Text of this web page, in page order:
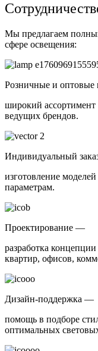
Мы предлагаем
сфере освещения:
Розничные и
широкий ассортимент
ведущих брендов.
Индивидуальный
изготовление
параметрам.
Проектирование —
разработка
квартир, офисов,
Дизайн-поддержка —
помощь в подборе
оптимальных